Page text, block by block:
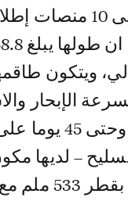
كونها تتوفر على 10
الإبحار
حتى 20 عقدة وحتى
– لديها
أنابيب طوربيد